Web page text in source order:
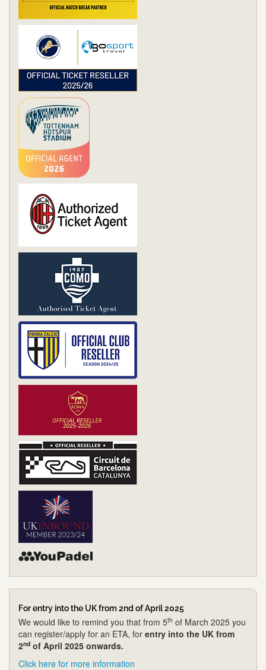
For entry into the UK from 2nd of April 2025
We would like to remind you that from 5th of March 2025 you
can register/apply for an ETA, for entry into the UK from
2nd of April 2025 onwards.
Click here for more information